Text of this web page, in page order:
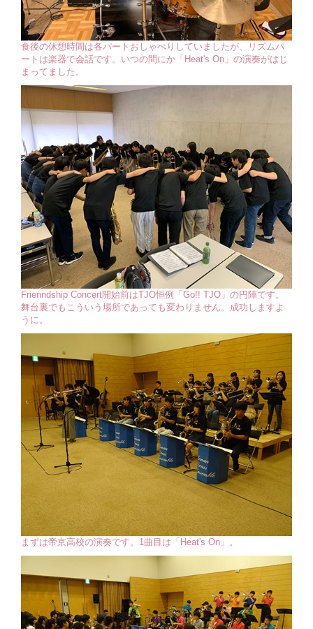
食後の休憩時間は各パートおしゃべりしていましたが、リズムパ
ートは楽器で会話です。いつの間にか「Heat's On」の演奏がはじ
まってました。
Frienndship Concert開始前はTJO恒例「Go!! TJO」の円陣です。
舞台裏でもこういう場所であっても変わりません。成功しますよ
うに。
まずは帝京高校の演奏です。1曲目は「Heat's On」。